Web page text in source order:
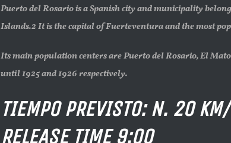
Puerto del Rosario is a Spanish city and municipality
Islands.2 It is the capital of Fuerteventura and the most
Its main population centers are Puerto del Rosario, El
until 1925 and 1926 respectively.
TIEMPO PREVISTO: N. 20
RELEASE TIME 9:00